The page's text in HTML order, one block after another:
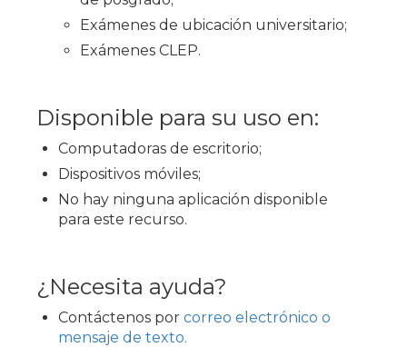
Exámenes de ubicación universitario;
Exámenes CLEP.
Disponible para su uso en:
Computadoras de escritorio;
Dispositivos móviles;
No hay ninguna aplicación disponible
para este recurso.
¿Necesita ayuda?
Contáctenos por correo electrónico o
mensaje de texto.